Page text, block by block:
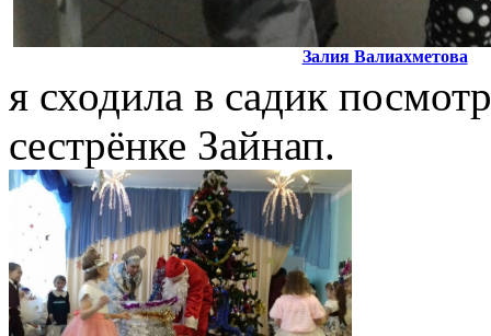
Залия Валиахметова
я сходила в садик
сестрёнке Зайнап.